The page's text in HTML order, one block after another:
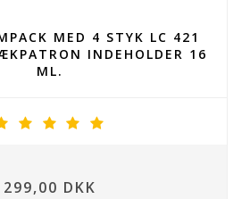
MED 4 STYK LC 421
INDEHOLDER 16
ML.
299,00 DKK